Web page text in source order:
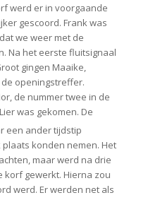
werd er in voorgaande
gescoord. Frank was
we weer met de
Na het eerste fluitsignaal
gingen Maaike,
de openingstreffer.
de nummer twee in de
was gekomen. De
een ander tijdstip
konden nemen. Het
maar werd na drie
korf gewerkt. Hierna zou
werd. Er werden net als